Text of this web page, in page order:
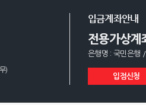
)
입금계좌안내
전용가상계
은행명 : 국민은행
입점신청